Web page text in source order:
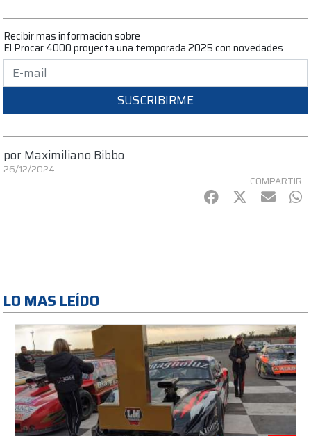
Recibir mas informacion sobre
El Procar 4000 proyecta una temporada 2025 con novedades
SUSCRIBIRME
por Maximiliano Bibbo
26/12/2024
COMPARTIR
Facebook
Twitter
mail
LO MAS LEÍDO